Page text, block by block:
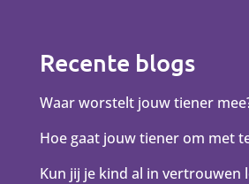
Recente blogs
Waar worstelt jouw tiener
Hoe gaat jouw tiener om met
Kun jij je kind al in vertrouwen